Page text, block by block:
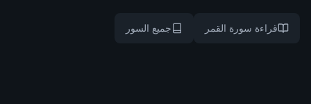
قراءة سورة القمر جميع السور